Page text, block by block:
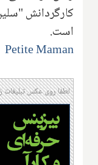
کارگردانش
است.
Petite Maman
لطفا روی عکس تبلیغات